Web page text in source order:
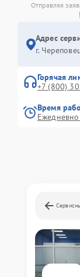
Отправляя
Адрес
г.
Горячая
+7 (800)
Время